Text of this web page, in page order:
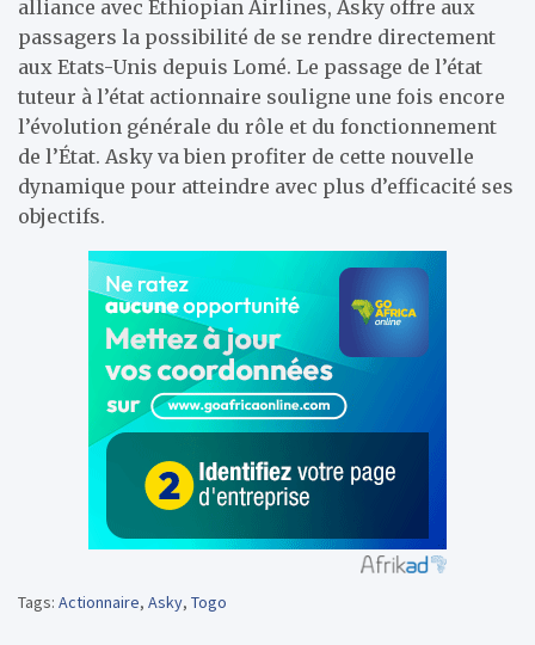
alliance avec Ethiopian Airlines, Asky offre aux
passagers la possibilité de se rendre directement
aux Etats-Unis depuis Lomé. Le passage de l’état
tuteur à l’état actionnaire souligne une fois encore
l’évolution générale du rôle et du fonctionnement
de l’État. Asky va bien profiter de cette nouvelle
dynamique pour atteindre avec plus d’efficacité ses
objectifs.
Tags: Actionnaire, Asky, Togo